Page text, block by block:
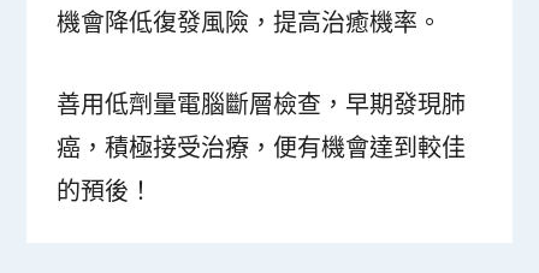
機會降低復發風險，提高治癒機率。
善用低劑量電腦斷層檢查，早期發現肺
癌，積極接受治療，便有機會達到較佳
的預後！